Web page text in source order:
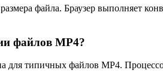
файла. Браузер выполняет
файлов MP4?
для типичных файлов MP4.